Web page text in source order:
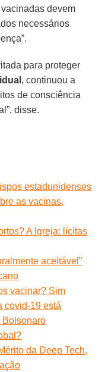
devem
necessários
para proteger
, continuou a
de consciência
disse.
estadunidenses
as vacinas,
A Igreja: lícitas
aceitável”
vacinar? Sim
covid-19 está
Bolsonaro
da Deep Tech,